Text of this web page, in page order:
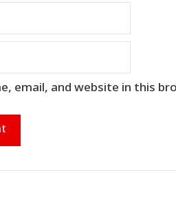
email, and website in this